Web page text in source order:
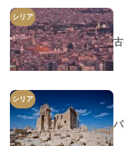
シリア
シリア